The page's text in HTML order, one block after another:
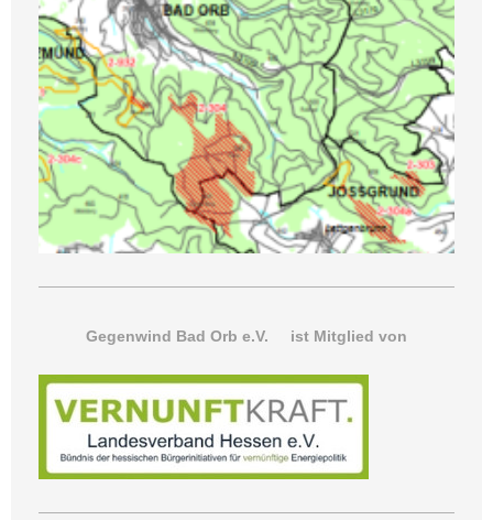
Gegenwind Bad Orb e.V. ist Mitglied von